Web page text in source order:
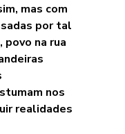
mas com
por tal
na rua
nos
realidades